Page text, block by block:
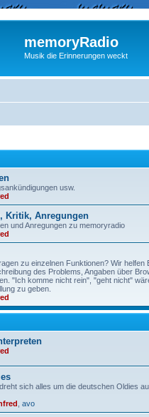
memoryRadio
Musik die Erinnerungen weckt
usw.
Kritik, Anregungen
und Anregungen zu memoryradio
zu einzelnen Funktionen? Wir helfen
des Problems, Angaben über
"Ich komme nicht rein", "geht nicht"
zu geben.
sich alles um die deutschen Oldies
avo